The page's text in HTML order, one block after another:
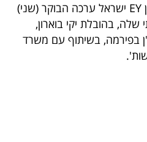
פירמת הייעוץ וראיית החשבון EY ישראל ערכה הבוקר (שני)
שלה, בהובלת יקי בוארון,
בפירמה, בשיתוף עם משרד